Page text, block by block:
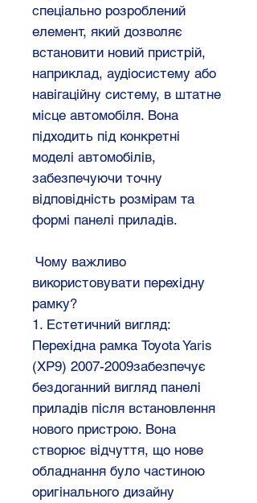
спеціально розроблений
елемент, який дозволяє
встановити новий пристрій,
наприклад, аудіосистему або
навігаційну систему, в штатне
місце автомобіля. Вона
підходить під конкретні
моделі автомобілів,
забезпечуючи точну
відповідність розмірам та
формі панелі приладів.
Чому важливо
використовувати перехідну
рамку?
1. Естетичний вигляд:
Перехідна рамка Toyota Yaris
(XP9) 2007-2009забезпечує
бездоганний вигляд панелі
приладів після встановлення
нового пристрою. Вона
створює відчуття, що нове
обладнання було частиною
оригінального дизайну